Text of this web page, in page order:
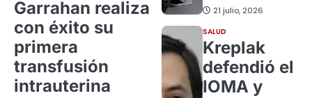
Garrahan realiza
con éxito su
primera
transfusión
intrauterina
21 julio, 2026
SALUD
Kreplak
defendió el
IOMA y